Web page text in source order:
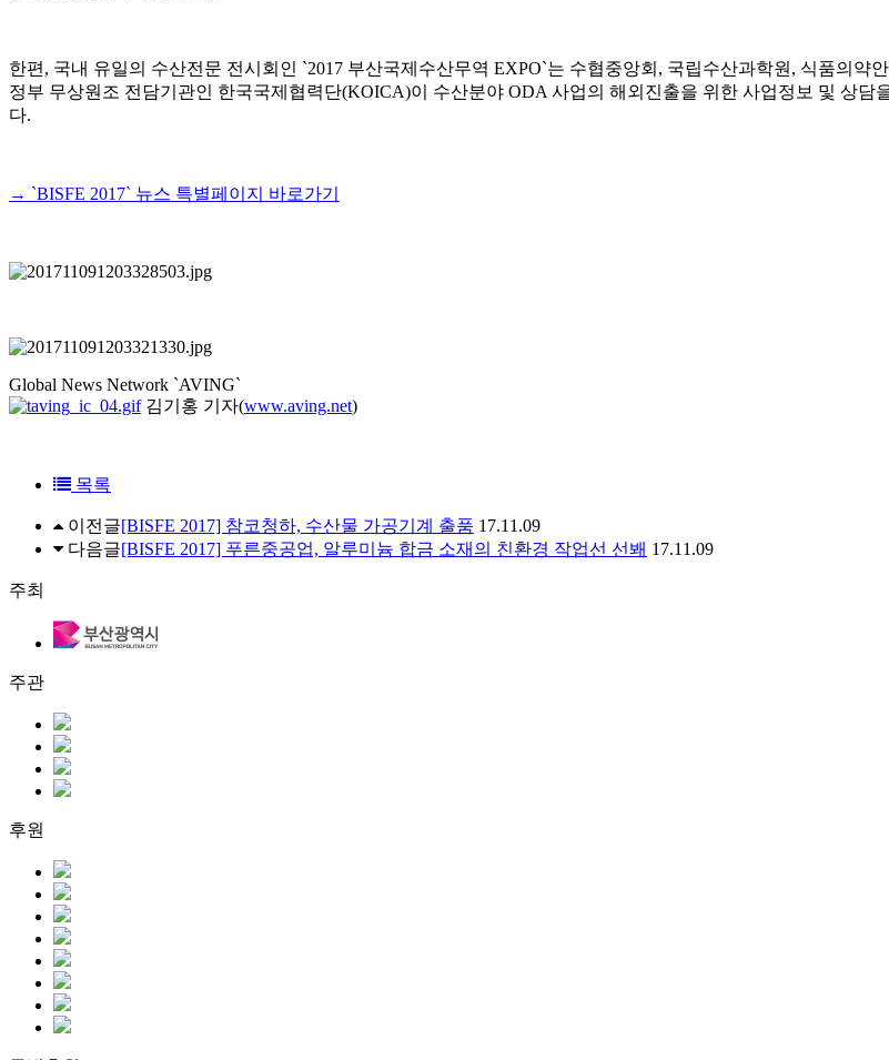
한편, 국내 유일의 수산전문 전시회인 `2017 부산국제수산무역 EXPO`는 수협중앙회, 국립수산과학원, 식품의
정부 무상원조 전담기관인 한국국제협력단(KOICA)이 수산분야 ODA 사업의 해외진출을 위한 사업정보 및 상
다.
→ `BISFE 2017` 뉴스 특별페이지 바로가기
Global News Network `AVING`
김기홍 기자(www.aving.net)
목록
이전글[BISFE 2017] 참코청하, 수산물 가공기계 출품 17.11.09
다음글[BISFE 2017] 푸른중공업, 알루미늄 합금 소재의 친환경 작업선 선봬 17.11.09
주최
주관
후원